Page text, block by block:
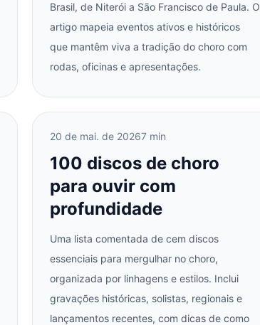
Brasil, de Niterói a São Francisco de Paula. O
artigo mapeia eventos ativos e históricos
que mantêm viva a tradição do choro com
rodas, oficinas e apresentações.
20 de mai. de 20267 min
100 discos de choro
para ouvir com
profundidade
Uma lista comentada de cem discos
essenciais para mergulhar no choro,
organizada por linhagens e estilos. Inclui
gravações históricas, solistas, regionais e
lançamentos recentes, com dicas de como